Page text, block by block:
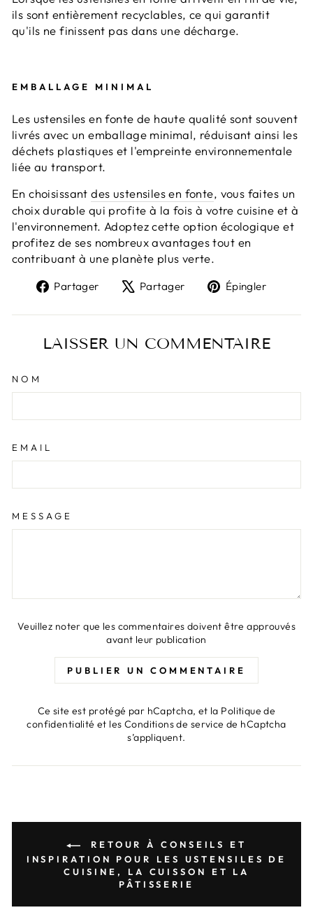
ils sont entièrement recyclables, ce qui garantit
qu'ils ne finissent pas dans une décharge.
EMBALLAGE MINIMAL
Les ustensiles en fonte de haute qualité sont souvent
livrés avec un emballage minimal, réduisant ainsi les
déchets plastiques et l'empreinte environnementale
liée au transport.
En choisissantdes ustensiles en fonte, vous faites un
choix durable qui profite à la fois à votre cuisine et à
l'environnement. Adoptez cette option écologique et
profitez de ses nombreux avantages tout en
contribuant à une planète plus verte.
Partager
Partager
Facebook
Partager
Tweeter
X
Épingler
LAISSER UN COMMENTAIRE
NOM
EMAIL
MESSAGE
Veuillez noter que les commentaires doivent être approuvés
avant leur publication
PUBLIER UN COMMENTAIRE
Ce site est protégé par hCaptcha, et la Politique de
confidentialité et les Conditions de service de hCaptcha
s’appliquent.
RETOUR À CONSEILS ET
INSPIRATION POUR LES USTENSILES DE
CUISINE, LA CUISSON ET LA
PÂTISSERIE